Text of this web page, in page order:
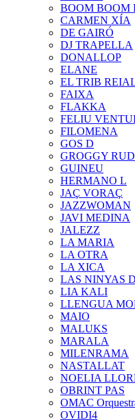
BOOM BOOM
CARMEN XÍA
DE GAIRÓ
DJ TRAPELLA
DONALLOP
ELANE
EL TRIB
FAIXA
FLAKKA
FELIU
FILOMENA
GOS D
GROGGY
GUINEU
HERMANO L
JAÇ VORAÇ
JAZZWOMAN
JAVI MEDINA
JALEZZ
LA MARIA
LA OTRA
LA XICA
LAS NINYAS
LIA KALI
LLENGUA
MAIO
MALUKS
MARALA
MILENRAMA
NASTALLAT
NOELIA
OBRINT PAS
OMAC
OVIDI4